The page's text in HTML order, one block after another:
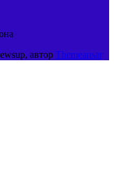
автор Themeansar